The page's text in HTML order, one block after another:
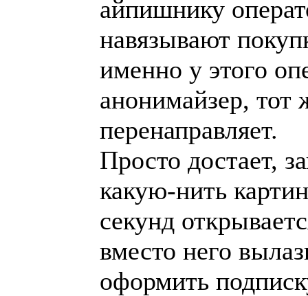
айпишнику
навязывают
именно у этого
анонимайзер, тот
перенаправляет.
Просто достает,
какую-нить
секунд
вместо него
оформить